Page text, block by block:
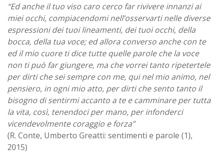
“Ed anche il tuo viso caro cerco far rivivere innanzi ai
miei occhi, compiacendomi nell’osservarti nelle diverse
espressioni dei tuoi lineamenti, dei tuoi occhi, della
bocca, della tua voce; ed allora converso anche con te
ed il mio cuore ti dice tutte quelle parole che la voce
non ti può far giungere, ma che vorrei tanto ripetertele
per dirti che sei sempre con me, qui nel mio animo, nel
pensiero, in ogni mio atto, per dirti che sento tanto il
bisogno di sentirmi accanto a te e camminare per tutta
la vita, così, tenendoci per mano, per infonderci
vicendevolmente coraggio e forza”
(R. Conte, Umberto Greatti: sentimenti e parole (1),
2015)